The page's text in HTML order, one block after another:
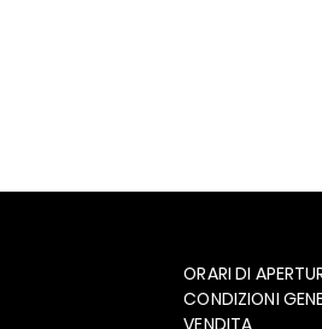
ORARI DI
CONDIZIONI
VENDITA